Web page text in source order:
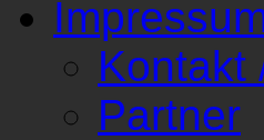
Kontakt
Partner